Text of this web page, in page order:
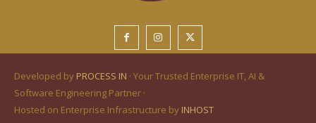
Developed by PROCESS IN · Your Trusted Enterprise IT, AI &
Software Engineering Partner ·
Hosted on Enterprise Infrastructure by INHOST